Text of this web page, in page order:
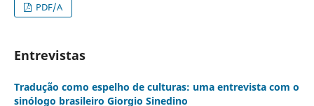
PDF/A
Entrevistas
Tradução como espelho de culturas: uma entrevista com o
sinólogo brasileiro Giorgio Sinedino